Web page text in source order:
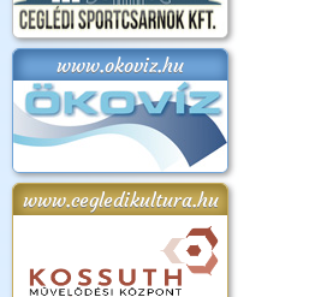
www.okoviz.hu
www.cegledikultura.hu
2018.
Kossuth Toborzó
Ünnepély
Szent István Ünnepe